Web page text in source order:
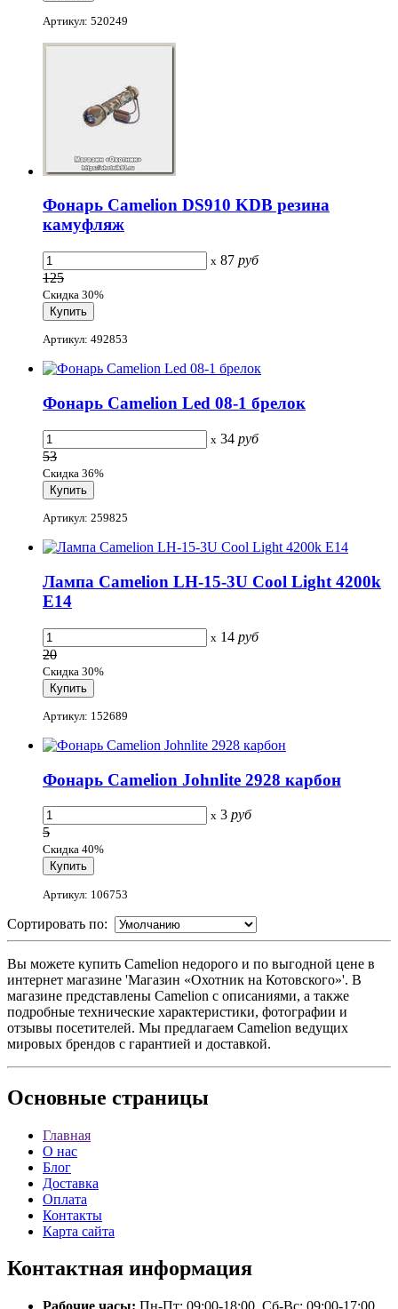
Артикул: 520249
Фонарь Camelion DS910 KDB резина
камуфляж
x 87 руб
125
Скидка 30%
Артикул: 492853
Фонарь Camelion Led 08-1 брелок
x 34 руб
53
Скидка 36%
Артикул: 259825
Лампа Camelion LH-15-3U Cool Light 4200k
E14
x 14 руб
20
Скидка 30%
Артикул: 152689
Фонарь Camelion Johnlite 2928 карбон
x 3 руб
5
Скидка 40%
Артикул: 106753
Сортировать по:
Вы можете купить Camelion недорого и по выгодной цене в
интернет магазине 'Магазин «Охотник на Котовского»'. В
магазине представлены Camelion с описаниями, а также
подробные технические характеристики, фотографии и
отзывы посетителей. Мы предлагаем Camelion ведущих
мировых брендов с гарантией и доставкой.
Основные страницы
Главная
О нас
Блог
Доставка
Оплата
Контакты
Карта сайта
Контактная информация